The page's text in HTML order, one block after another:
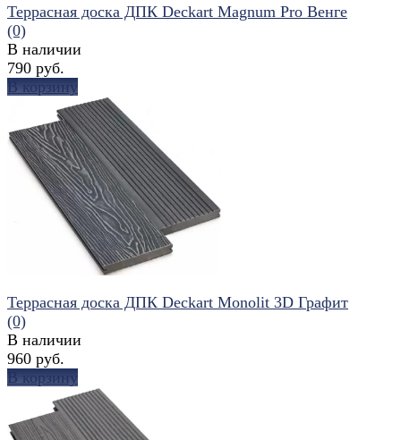
избранное сравнить
Террасная доска ДПК Deckart Magnum Pro Венге
(0)
В наличии
790 руб.
В корзину
Террасная доска ДПК Deckart Monolit 3D Графит
(0)
В наличии
960 руб.
В корзину